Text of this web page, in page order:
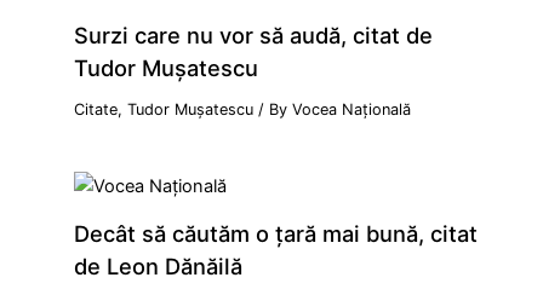
Surzi care nu vor să audă, citat de
Tudor Mușatescu
Citate,Tudor Mușatescu / ByVocea Națională
Decât să căutăm o țară mai bună, citat
de Leon Dănăilă